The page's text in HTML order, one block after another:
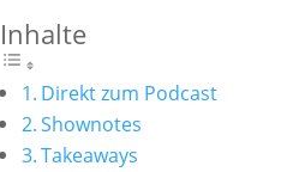
Inhalte
Direkt zum Podcast
Shownotes
Takeaways